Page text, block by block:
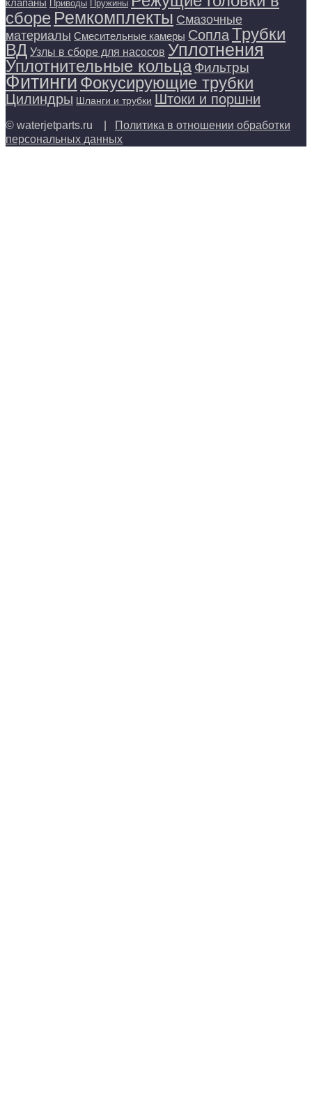
клапаны Приводы Пружины
сборе Ремкомплекты Смазочные
материалы Смесительные камеры СоплаТрубки
ВД Узлы в сборе для насосов Уплотнения
Уплотнительные кольца Фильтры
Фитинги Фокусирующие трубки
Цилиндры Шланги и трубки Штоки и поршни
© waterjetparts.ru |
Политика в отношении обработки
персональных данных